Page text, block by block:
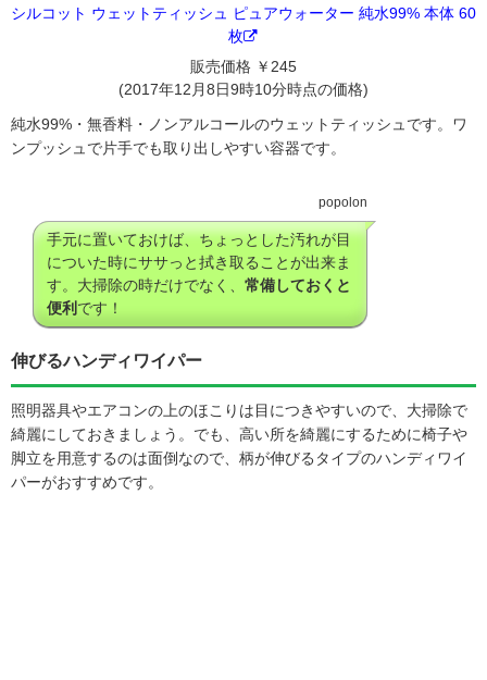
シルコット ウェットティッシュ ピュアウォーター 純水99% 本体 60
枚
販売価格 ￥245
(2017年12月8日9時10分時点の価格)
純水99%・無香料・ノンアルコールのウェットティッシュです。ワ
ンプッシュで片手でも取り出しやすい容器です。
popolon
手元に置いておけば、ちょっとした汚れが目
についた時にササっと拭き取ることが出来ま
す。大掃除の時だけでなく、 常備しておくと
便利 です！
伸びるハンディワイパー
照明器具やエアコンの上のほこりは目につきやすいので、大掃除で
綺麗にしておきましょう。でも、高い所を綺麗にするために椅子や
脚立を用意するのは面倒なので、柄が伸びるタイプのハンディワイ
パーがおすすめです。